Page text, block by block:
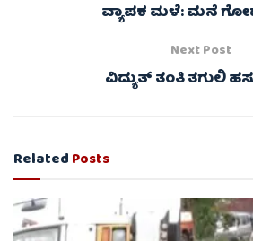
ವ್ಯಾಪಕ ಮಳೆ: ಮನೆ
Next Post
ವಿದ್ಯುತ್ ತಂತಿ ತಗುಲಿ
RelatedPosts